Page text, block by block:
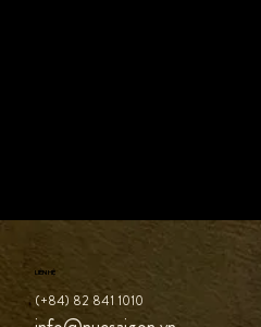
LIÊN HỆ
(+84) 82 841 1010